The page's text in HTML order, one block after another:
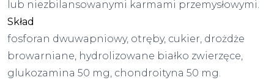
lub niezbilansowanymi karmami przemysłowymi.
Skład
fosforan dwuwapniowy, otręby, cukier, drożdże
browarniane, hydrolizowane białko zwierzęce,
glukozamina 50 mg, chondroityna 50 mg.